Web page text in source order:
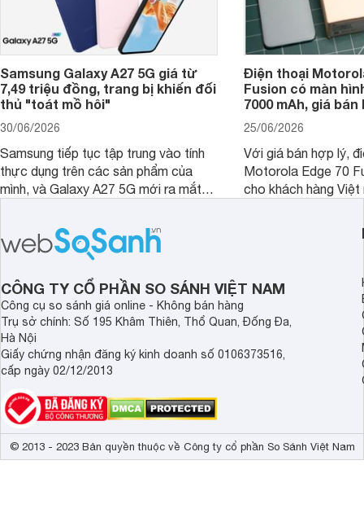
Samsung Galaxy A27 5G giá từ
7,49 triệu đồng, trang bị khiến đối
thủ "toát mồ hôi"
30/06/2026
Samsung tiếp tục tập trung vào tính
thực dụng trên các sản phẩm của
mình, và Galaxy A27 5G mới ra mắt
tới cho người dùng một thiết bị chất
lượng với nhiều trang bị ấn tượng và
độ bền bỉ cho nhu cầu sử dụng lâu
dài.
Điện thoại
Fusion có màn
7000 mAh, giá
25/06/2026
Với giá bán hợp lý,
Motorola Edge 70
cho khách hàng Việt
trang bị hiện đại
CÔNG TY CỔ PHẦN SO SÁNH VIỆT NAM
Công cụ so sánh giá online - Không bán hàng
Trụ sở chính: Số 195 Khâm Thiên, Thổ Quan, Đống Đa,
Hà Nội
Giấy chứng nhận đăng ký kinh doanh số 0106373516,
cấp ngày 02/12/2013
© 2013 - 2023 Bản quyền thuộc về Công ty cổ phần So Sánh Việt Nam